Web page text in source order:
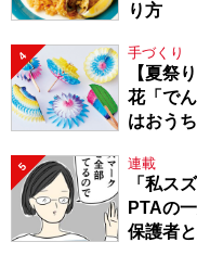
り方
4 手づくり
【夏祭
花「で
はおう
5 連載
「私ス
PTAの
保護者